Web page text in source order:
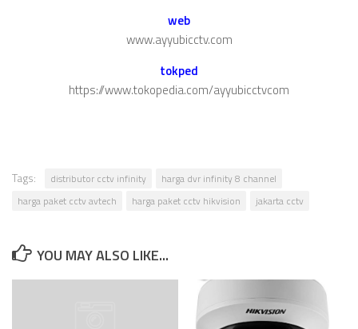
web
www.ayyubicctv.com
tokped
https://www.tokopedia.com/ayyubicctvcom
Tags: distributor cctv infinity
harga dvr infinity 8 channel
harga paket cctv avtech
harga paket cctv hikvision jakarta cctv
YOU MAY ALSO LIKE...